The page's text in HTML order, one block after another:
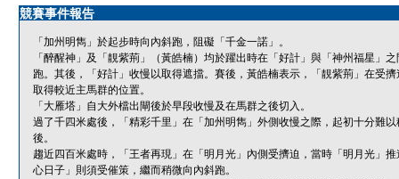
競賽事件報告
「加州明雋」於起步時向內斜跑，阻礙「千金一諾」。
「醉醒神」及「靚紫荊」（黃皓楠）均於躍出時在「好計」與「神州福星」
跑。其後，「好計」收慢以取得遮擋。賽後，黃皓楠表示，「靚紫荊」在受
取得較近主馬群的位置。
「大雁塔」自大外檔出閘後於早段收慢及在馬群之後切入。
過了千四米處後，「精彩千里」在「加州明雋」外側收慢之際，起初十分難
後。
趨近四百米處時，「王者再現」在「明月光」內側受擠迫，當時「明月光」
心日子」則須受催策，繼而稍微向內斜跑。